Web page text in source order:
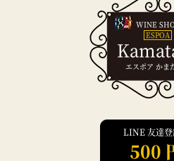
WINE
ESPOA
エスポア かま
LINE 友達登
500